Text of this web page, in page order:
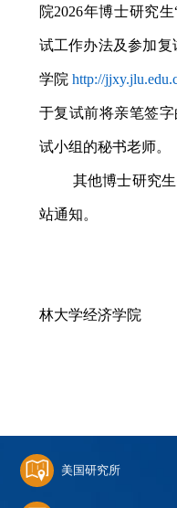
院2026年博士研究生
试工作办法及参加
学院 http://
于复试前将亲笔签
试小组的秘书老师。
其他博士研究
站通知。
林大学经济学院
美国研究所